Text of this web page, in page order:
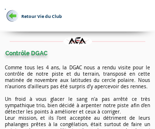
Retour Vie du Club
Contrôle DGAC
Comme tous les 4 ans, la DGAC nous a rendu visite pour le
contrôle de notre piste et du terrain, transposé en cette
matinée de novembre aux latitudes du cercle polaire. Nous
n'aurions d'ailleurs pas été surpris d'y apercevoir des rennes.
Un froid à vous glacer le sang n'a pas arrêté ce très
sympathique trio, bien décidé à arpenter notre piste afin d'en
détecter les points à améliorer et ceux à corriger.
Leur mission, et ils l'ont acceptée au détriment de leurs
phalanges prêtes à la congélation, était surtout de faire un